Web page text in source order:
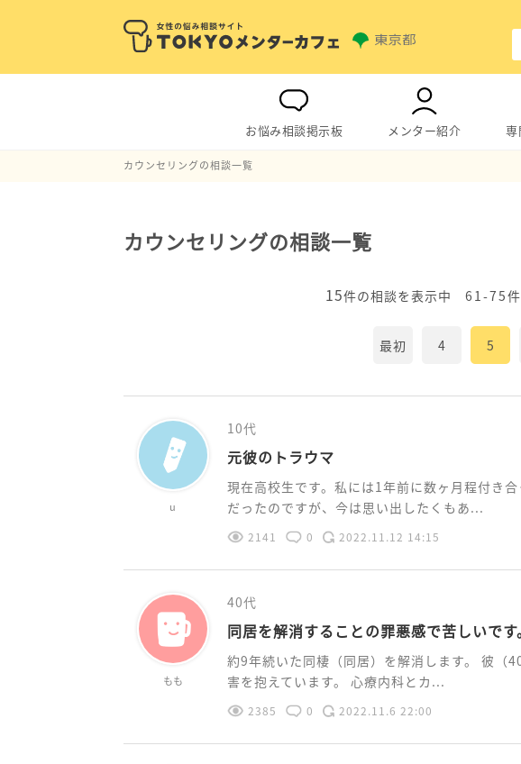
お悩み相談掲示板 メンター紹介 専
カウンセリングの相談一覧
カウンセリングの相談一覧
15件の相談を表示中 61-75件
最初 4 5
u
10代
元彼のトラウマ
現在高校生です。私には1年前に数ヶ月程付き
だったのですが、今は思い出したくもあ...
2141 0 2022.11.12 14:15
もも
40代
同居を解消することの罪悪感で苦しいです
約9年続いた同棲（同居）を解消します。 彼（
害を抱えています。 心療内科とカ...
2385 0 2022.11.6 22:00